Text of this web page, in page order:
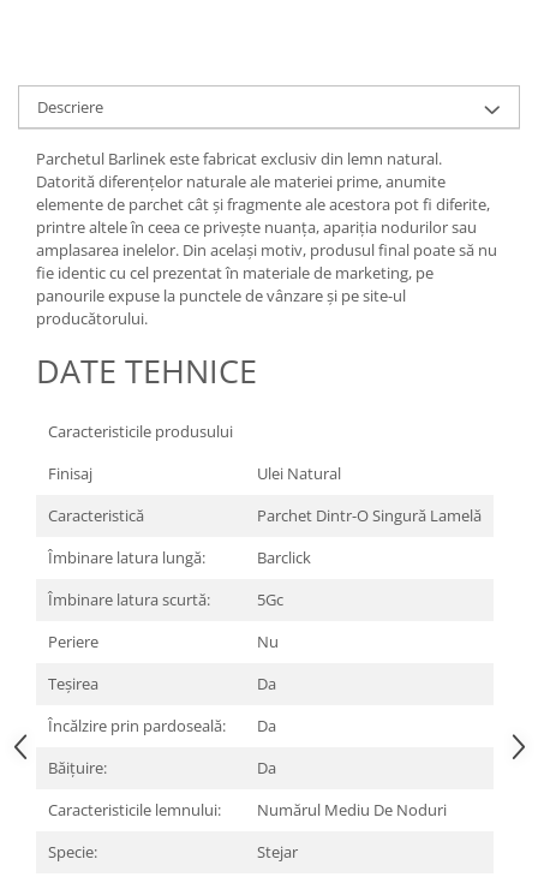
Cazi cu hidromasaj
Cazi freestanding
Cazi simple
Căzi de baie MONOBLOC
Iluminat baie
Mobilier baie
Mobilier baie Karag
Lavoare baie
Vas WC/Bideu
Oglinzi Baie
Ancadramente
Brau decorativ exterior
Profile Interior Allegria
Brau polimer rigid
Cornisa polimer rigid
Plinta polimer rigid
Descriere
Parchetul Barlinek este fabricat exclusiv din lemn natural.
Datorită diferenţelor naturale ale materiei prime, anumite
elemente de parchet cât şi fragmente ale acestora pot fi diferite,
printre altele în ceea ce priveşte nuanţa, apariţia nodurilor sau
amplasarea inelelor. Din acelaşi motiv, produsul final poate să nu
fie identic cu cel prezentat în materiale de marketing, pe
panourile expuse la punctele de vânzare şi pe site-ul
producătorului.
DATE TEHNICE
Caracteristicile produsului
Finisaj
Ulei Natural
Caracteristică
Parchet Dintr-O Singură Lamelă
Îmbinare latura lungă:
Barclick
Îmbinare latura scurtă:
5Gc
Periere
Nu
Teşirea
Da
Încălzire prin pardoseală:
Da
Băițuire:
Da
Caracteristicile lemnului:
Numărul Mediu De Noduri
Specie:
Stejar